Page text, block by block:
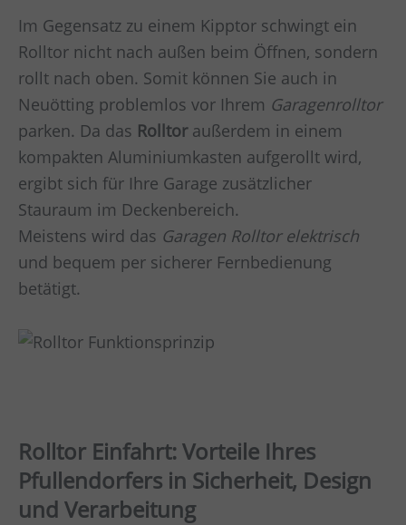
Im Gegensatz zu einem Kipptor schwingt ein
Rolltor nicht nach außen beim Öffnen, sondern
rollt nach oben. Somit können Sie auch in
Neuötting problemlos vor Ihrem Garagenrolltor
parken. Da das Rolltor außerdem in einem
kompakten Aluminiumkasten aufgerollt wird,
ergibt sich für Ihre Garage zusätzlicher
Stauraum im Deckenbereich.
Meistens wird das Garagen Rolltor elektrisch
und bequem per sicherer Fernbedienung
betätigt.
Rolltor Einfahrt: Vorteile Ihres
Pfullendorfers in Sicherheit, Design
und Verarbeitung